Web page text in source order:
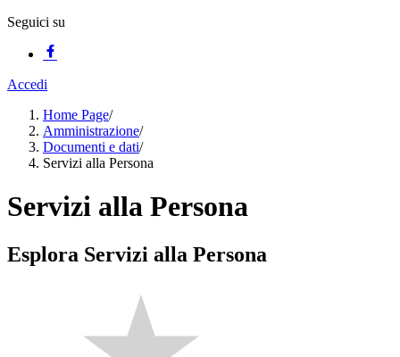
Seguici su
Accedi
Home Page/
Amministrazione/
Documenti e dati/
Servizi alla Persona
Servizi alla Persona
Esplora Servizi alla Persona